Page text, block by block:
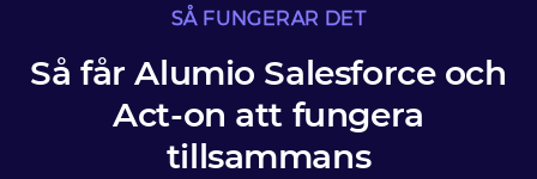
SÅ FUNGERAR DET
Så får Alumio Salesforce och
Act-on att fungera
tillsammans